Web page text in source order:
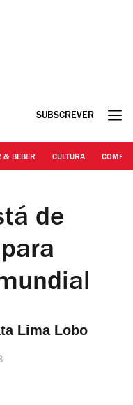
SUBSCREVER
& BEBER CULTURA
de
Lima Lobo